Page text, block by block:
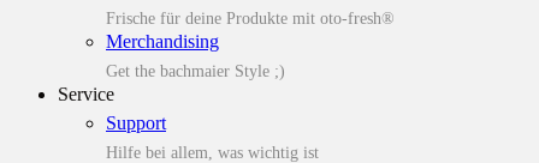
Frische für deine Produkte mit oto-fresh®
Merchandising
Get the bachmaier Style ;)
Service
Support
Hilfe bei allem, was wichtig ist